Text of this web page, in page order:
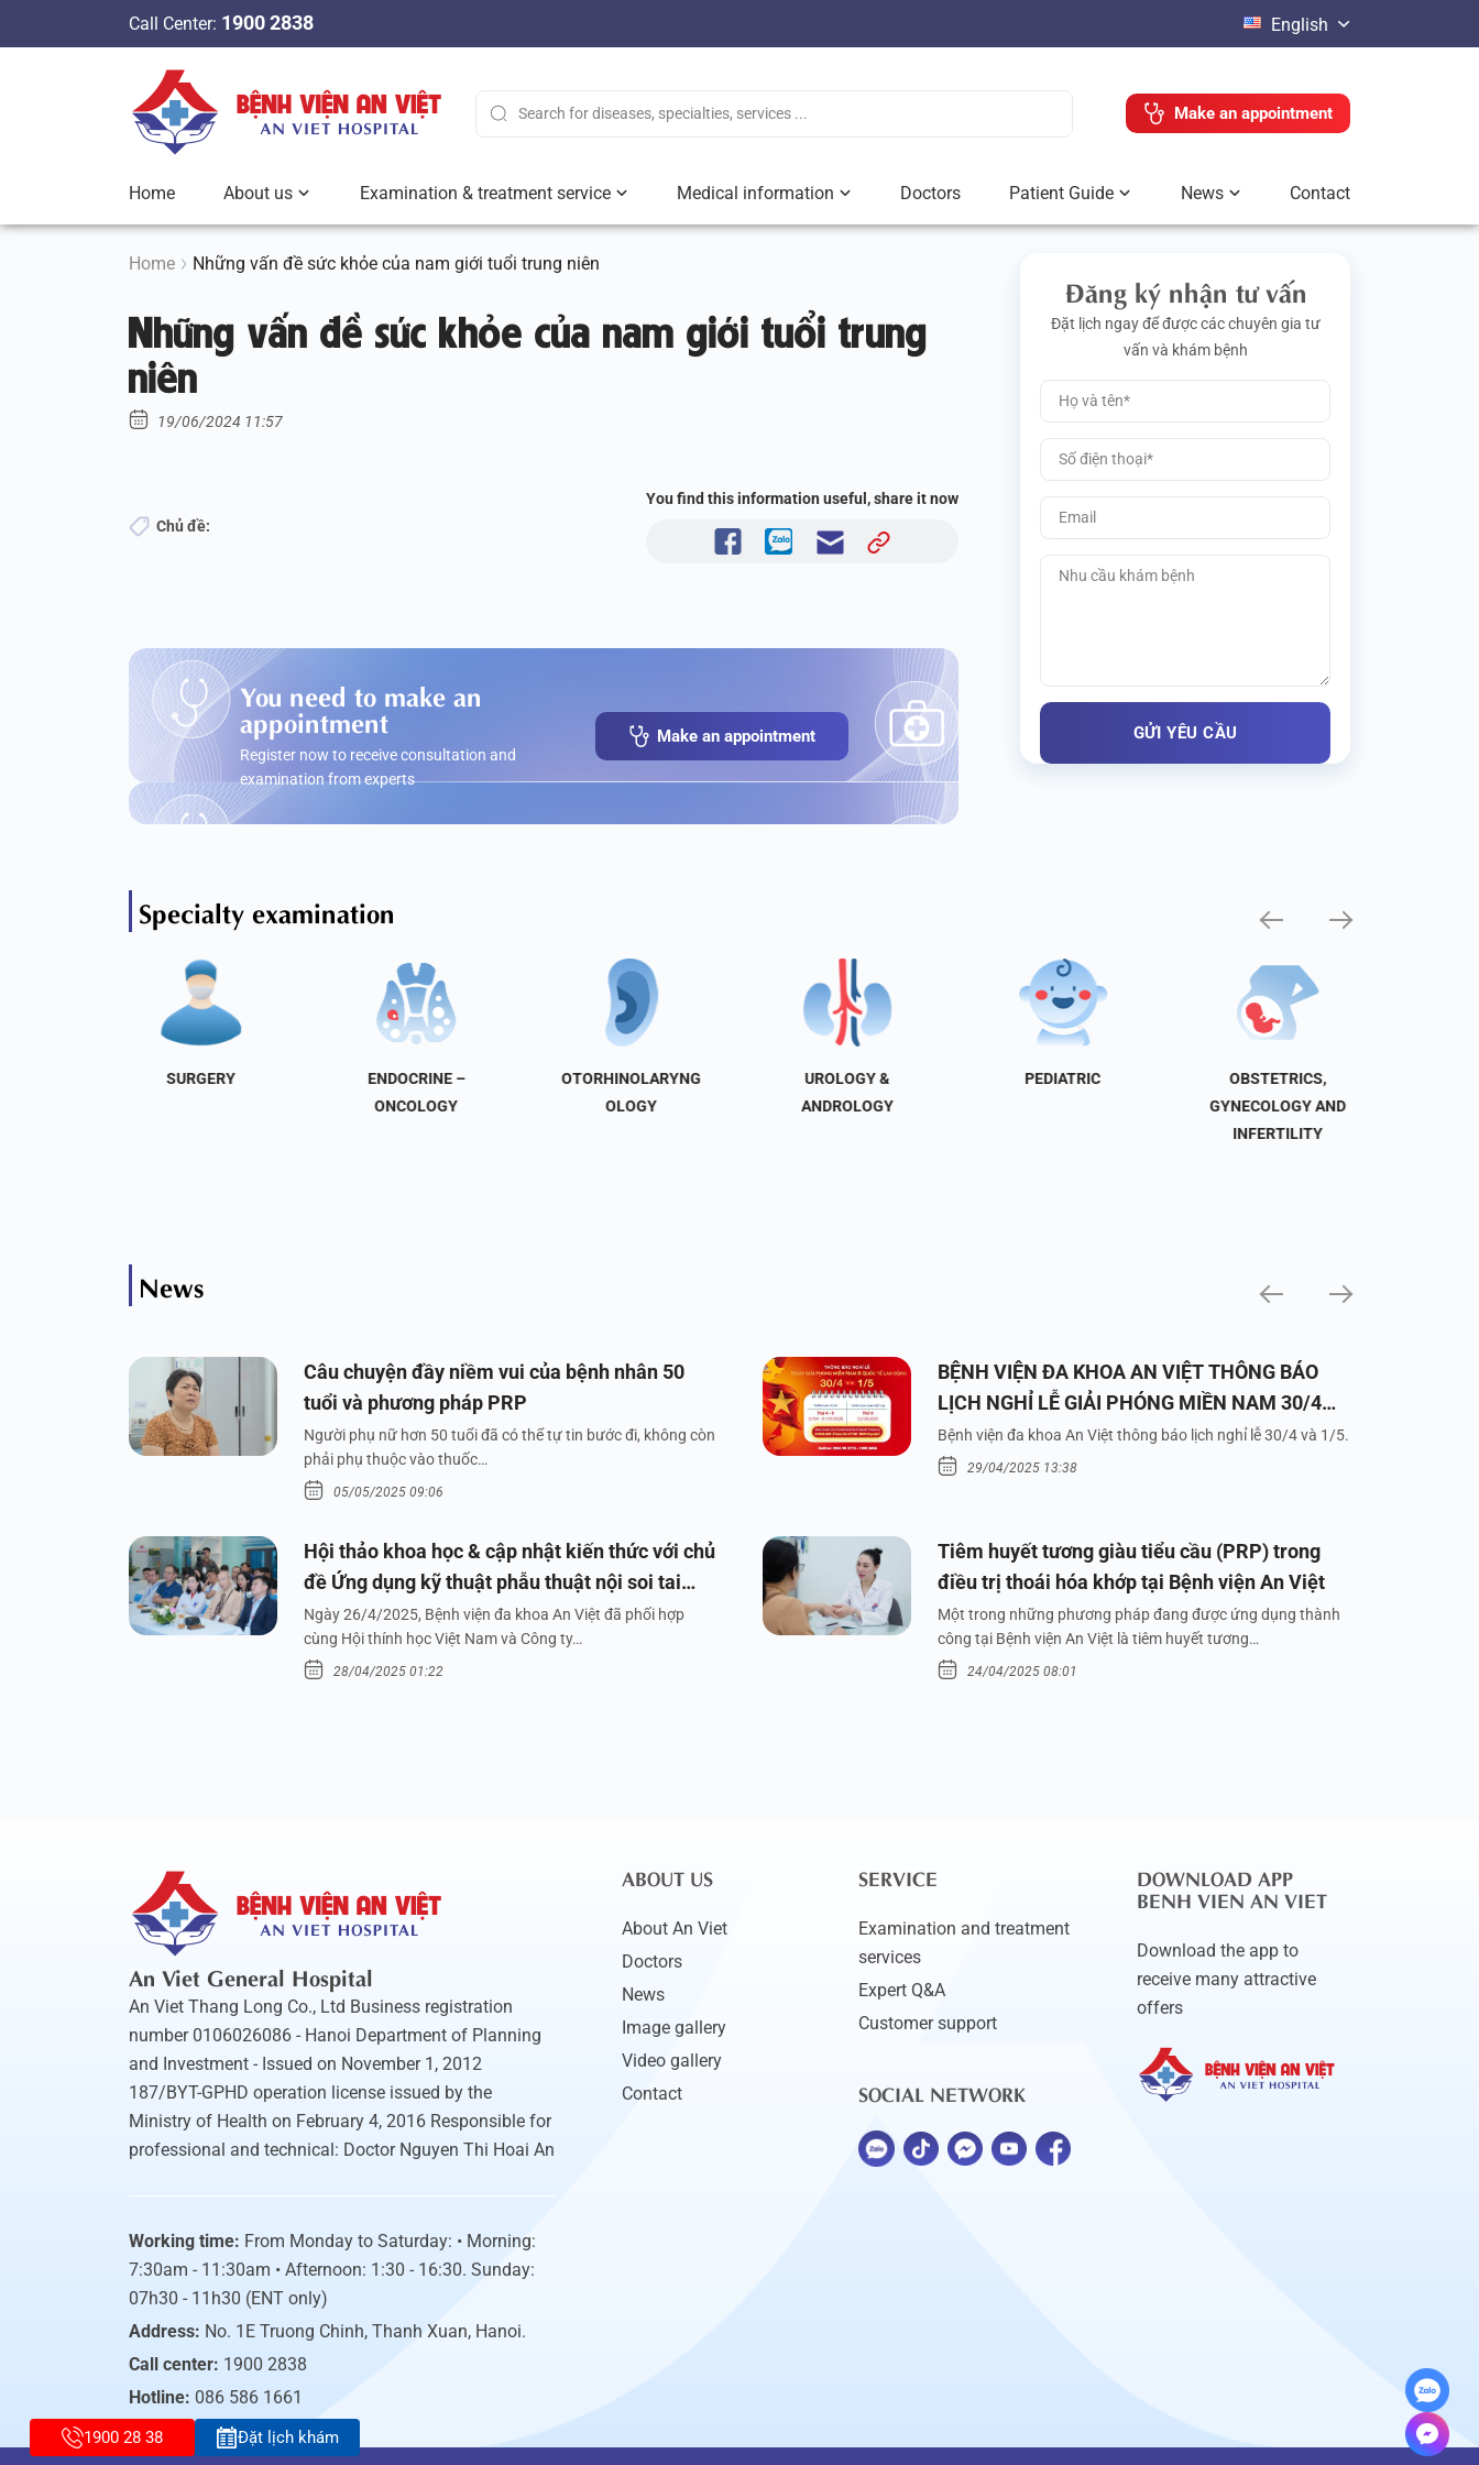
n
Call Center: 1900 2838 English
Make an appointment
Home About us Examination & treatment service Medical information Doctors Patient Guide News Contact
Home Những vấn đề sức khỏe của nam giới tuổi trung niên
Những vấn đề sức khỏe của nam giới tuổi trung
niên
19/06/2024 11:57
Chủ đề:
You find this information useful, share it now
You need to make an
appointment
Register now to receive consultation and
examination from experts
Make an appointment
Đăng ký nhận tư vấn
Đặt lịch ngay để được các chuyên gia tư
vấn và khám bệnh
Specialty examination
SURGERY
ENDOCRINE –
ONCOLOGY
OTORHINOLARYNG
OLOGY
UROLOGY &
ANDROLOGY
PEDIATRIC
OBSTETRICS,
GYNECOLOGY AND
INFERTILITY
News
Câu chuyện đầy niềm vui của bệnh nhân 50
tuổi và phương pháp PRP
Người phụ nữ hơn 50 tuổi đã có thể tự tin bước đi, không còn
phải phụ thuộc vào thuốc…
05/05/2025 09:06
BỆNH VIỆN ĐA KHOA AN VIỆT THÔNG BÁO
LỊCH NGHỈ LỄ GIẢI PHÓNG MIỀN NAM 30/4
VÀ QUỐC TẾ LAO ĐỘNG 1/5/2025
Bệnh viện đa khoa An Việt thông báo lịch nghỉ lễ 30/4 và 1/5.
29/04/2025 13:38
Hội thảo khoa học & cập nhật kiến thức với chủ
đề Ứng dụng kỹ thuật phẫu thuật nội soi tai
dưới nước
Ngày 26/4/2025, Bệnh viện đa khoa An Việt đã phối hợp
cùng Hội thính học Việt Nam và Công ty…
28/04/2025 01:22
Tiêm huyết tương giàu tiểu cầu (PRP) trong
điều trị thoái hóa khớp tại Bệnh viện An Việt
Một trong những phương pháp đang được ứng dụng thành
công tại Bệnh viện An Việt là tiêm huyết tương…
24/04/2025 08:01
An Viet General Hospital
An Viet Thang Long Co., Ltd Business registration
number 0106026086 - Hanoi Department of Planning
and Investment - Issued on November 1, 2012
187/BYT-GPHD operation license issued by the
Ministry of Health on February 4, 2016 Responsible for
professional and technical: Doctor Nguyen Thi Hoai An
Working time: From Monday to Saturday: • Morning:
7:30am - 11:30am • Afternoon: 1:30 - 16:30. Sunday:
07h30 - 11h30 (ENT only)
Address: No. 1E Truong Chinh, Thanh Xuan, Hanoi.
Call center: 1900 2838
Hotline: 086 586 1661
ABOUT US
About An Viet
Doctors
News
Image gallery
Video gallery
Contact
SERVICE
Examination and treatment
services
Expert Q&A
Customer support
SOCIAL NETWORK
DOWNLOAD APP
BENH VIEN AN VIET
Download the app to
receive many attractive
offers
1900 28 38 Đặt lịch khám